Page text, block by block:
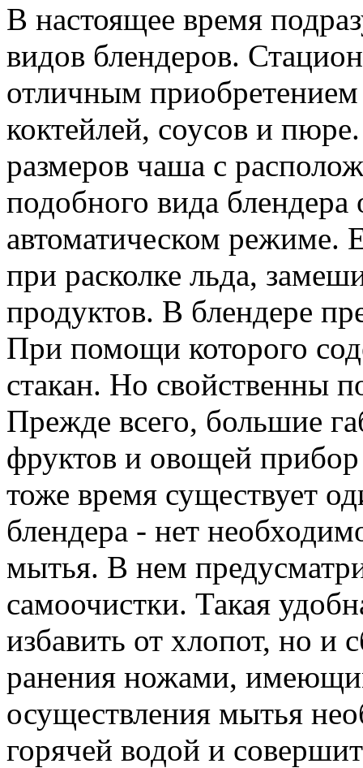
В настоящее время
видов блендеров.
отличным
коктейлей, соусов и
размеров чаша с
подобного вида блендера
автоматическом режиме.
при расколке льда,
продуктов. В блендере
При помощи которого
стакан. Но свойственны
Прежде всего, большие
фруктов и овощей
тоже время существует
блендера - нет
мытья. В нем
самоочистки. Такая
избавить от хлопот, но и
ранения ножами,
осуществления мытья
горячей водой и